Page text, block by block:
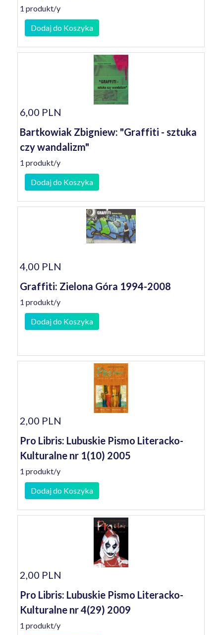
1 produkt/y
Dodaj do Koszyka
6,00 PLN
Bartkowiak Zbigniew: "Graffiti - sztuka
czy wandalizm"
1 produkt/y
Dodaj do Koszyka
4,00 PLN
Graffiti: Zielona Góra 1994-2008
1 produkt/y
Dodaj do Koszyka
2,00 PLN
Pro Libris: Lubuskie Pismo Literacko-
Kulturalne nr 1(10) 2005
1 produkt/y
Dodaj do Koszyka
2,00 PLN
Pro Libris: Lubuskie Pismo Literacko-
Kulturalne nr 4(29) 2009
1 produkt/y